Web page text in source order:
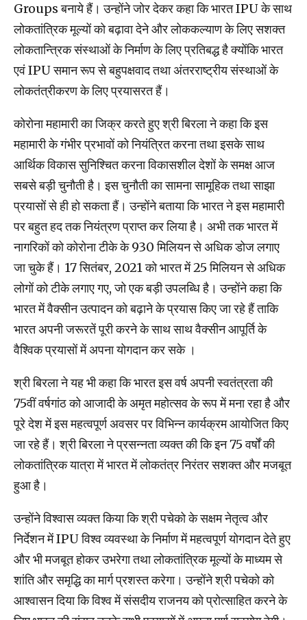
Groups बनाये हैं। उन्होंने जोर देकर कहा कि भारत IPU के साथ
लोकतांत्रिक मूल्यों को बढ़ावा देने और लोककल्याण के लिए सशक्त
लोकतान्त्रिक संस्थाओं के निर्माण के लिए प्रतिबद्ध है क्योंकि भारत
एवं IPU समान रूप से बहुपक्षवाद तथा अंतरराष्ट्रीय संस्थाओं के
लोकतंत्रीकरण के लिए प्रयासरत हैं।
कोरोना महामारी का जिक्र करते हुए श्री बिरला ने कहा कि इस
महामारी के गंभीर प्रभावों को नियंत्रित करना तथा इसके साथ
आर्थिक विकास सुनिश्चित करना विकासशील देशों के समक्ष आज
सबसे बड़ी चुनौती है। इस चुनौती का सामना सामूहिक तथा साझा
प्रयासों से ही हो सकता हैं। उन्होंने बताया कि भारत ने इस महामारी
पर बहुत हद तक नियंत्रण प्राप्त कर लिया है। अभी तक भारत में
नागरिकों को कोरोना टीके के 930 मिलियन से अधिक डोज लगाए
जा चुके हैं। 17 सितंबर, 2021 को भारत में 25 मिलियन से अधिक
लोगों को टीके लगाए गए, जो एक बड़ी उपलब्धि है। उन्होंने कहा कि
भारत में वैक्सीन उत्पादन को बढ़ाने के प्रयास किए जा रहे हैं ताकि
भारत अपनी जरूरतें पूरी करने के साथ साथ वैक्सीन आपूर्ति के
वैश्विक प्रयासों में अपना योगदान कर सके ।
श्री बिरला ने यह भी कहा कि भारत इस वर्ष अपनी स्वतंत्रता की
75वीं वर्षगांठ को आजादी के अमृत महोत्सव के रूप में मना रहा है और
पूरे देश में इस महत्वपूर्ण अवसर पर विभिन्न कार्यक्रम आयोजित किए
जा रहे हैं। श्री बिरला ने प्रसन्नता व्यक्त की कि इन 75 वर्षों की
लोकतांत्रिक यात्रा में भारत में लोकतंत्र निरंतर सशक्त और मजबूत
हुआ है।
उन्होंने विश्वास व्यक्त किया कि श्री पचेको के सक्षम नेतृत्व और
निर्देशन में IPU विश्व व्यवस्था के निर्माण में महत्वपूर्ण योगदान देते हुए
और भी मजबूत होकर उभरेगा तथा लोकतांत्रिक मूल्यों के माध्यम से
शांति और समृद्धि का मार्ग प्रशस्त करेगा। उन्होंने श्री पचेको को
आश्वासन दिया कि विश्व में संसदीय राजनय को प्रोत्साहित करने के